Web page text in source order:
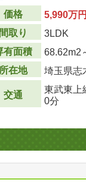
価格
5,990万
間取り
3LDK
有面積
68.62m2
所在地
埼玉県志
交通
東武東上
0分